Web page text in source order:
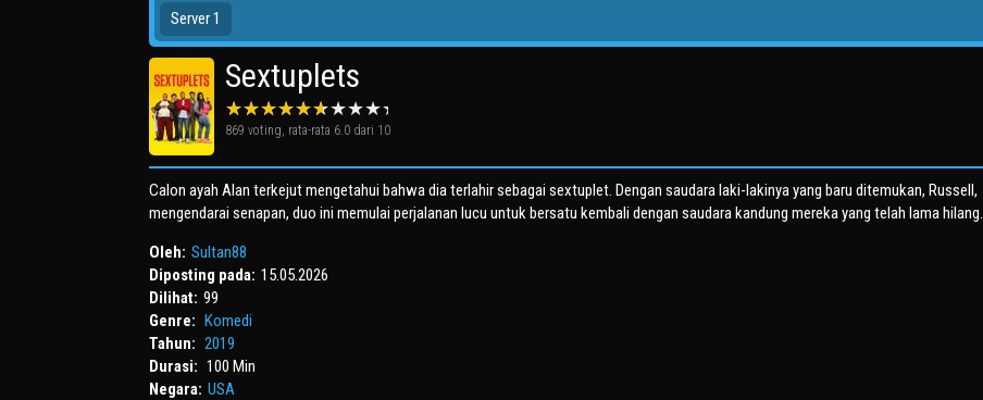
Server 1
Sextuplets
869 voting, rata-rata 6.0 dari 10
Calon ayah Alan terkejut mengetahui bahwa dia terlahir sebagai sextuplet. Dengan saudara laki-lakinya yang baru ditemukan, Russell,
mengendarai senapan, duo ini memulai perjalanan lucu untuk bersatu kembali dengan saudara kandung mereka yang telah lama hilang.
Oleh: Sultan88
Diposting pada: 15.05.2026
Dilihat: 99
Genre: Komedi
Tahun: 2019
Durasi: 100 Min
Negara: USA